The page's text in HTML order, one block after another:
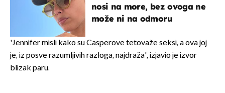
nosi na more, bez ovoga ne
može ni na odmoru
'Jennifer misli kako su Casperove tetovaže seksi, a ova joj
je, iz posve razumljivih razloga, najdraža', izjavio je izvor
blizak paru.